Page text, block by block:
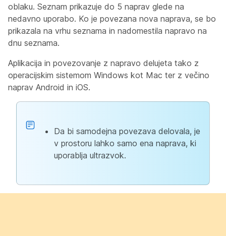
oblaku. Seznam prikazuje do 5 naprav glede na
nedavno uporabo. Ko je povezana nova naprava, se bo
prikazala na vrhu seznama in nadomestila napravo na
dnu seznama.
Aplikacija in povezovanje z napravo delujeta tako z
operacijskim sistemom Windows kot Mac ter z večino
naprav Android in iOS.
Da bi samodejna povezava delovala, je
v prostoru lahko samo ena naprava, ki
uporablja ultrazvok.